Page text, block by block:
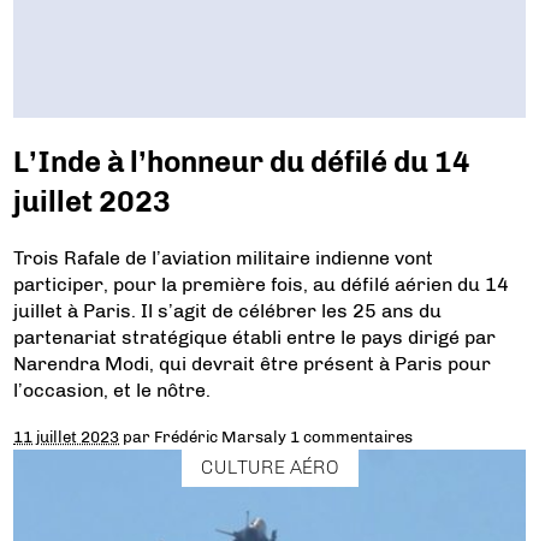
L’Inde à l’honneur du défilé du 14
juillet 2023
Trois Rafale de l’aviation militaire indienne vont
participer, pour la première fois, au défilé aérien du 14
juillet à Paris. Il s’agit de célébrer les 25 ans du
partenariat stratégique établi entre le pays dirigé par
Narendra Modi, qui devrait être présent à Paris pour
l’occasion, et le nôtre.
11 juillet 2023 par Frédéric Marsaly 1 commentaires
CULTURE AÉRO